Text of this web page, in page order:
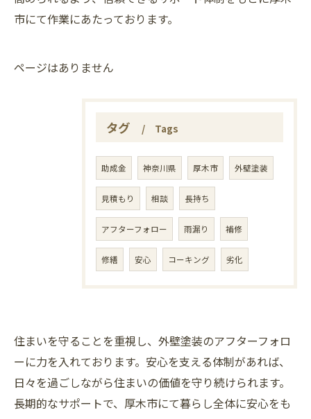
市にて作業にあたっております。
ページはありません
タグ Tags
助成金 神奈川県 厚木市 外壁塗装
見積もり 相談 長持ち
アフターフォロー 雨漏り 補修
修繕 安心 コーキング 劣化
住まいを守ることを重視し、外壁塗装のアフターフォロ
ーに力を入れております。安心を支える体制があれば、
日々を過ごしながら住まいの価値を守り続けられます。
長期的なサポートで、厚木市にて暮らし全体に安心をも